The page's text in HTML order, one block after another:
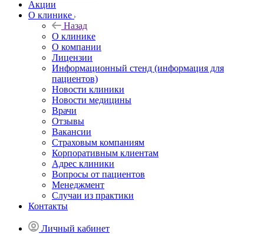
Акции
О клинике
Назад
О клинике
О компании
Лицензии
Информационный стенд (информация для
пациентов)
Новости клиники
Новости медицины
Врачи
Отзывы
Вакансии
Страховым компаниям
Корпоративным клиентам
Адрес клиники
Вопросы от пациентов
Менеджмент
Случаи из практики
Контакты
Личный кабинет